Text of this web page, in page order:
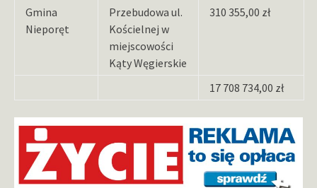
Gmina
Nieporęt
Przebudowa ul.
Kościelnej w
miejscowości
Kąty Węgierskie
310 355,00 zł
17 708 734,00 zł